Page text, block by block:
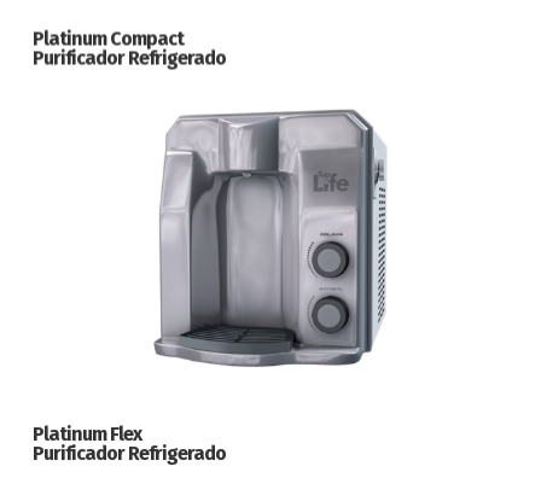
Platinum Compact
Purificador Refrigerado
Platinum Flex
Purificador Refrigerado